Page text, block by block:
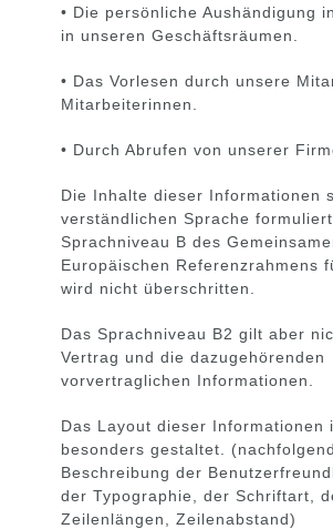
• Die persönliche Aushändigung
in unseren Geschäftsräumen.
• Das Vorlesen durch unsere
Mitarbeiterinnen.
• Durch Abrufen von unserer
Die Inhalte dieser Informationen
verständlichen Sprache
Sprachniveau B des
Europäischen Referenzrahmens
wird nicht überschritten.
Das Sprachniveau B2 gilt aber
Vertrag und die dazugehörenden
vorvertraglichen Informationen.
Das Layout dieser Informationen
besonders gestaltet. (nachfolgend
Beschreibung der
der Typographie, der Schriftart,
Zeilenlängen, Zeilenabstand)